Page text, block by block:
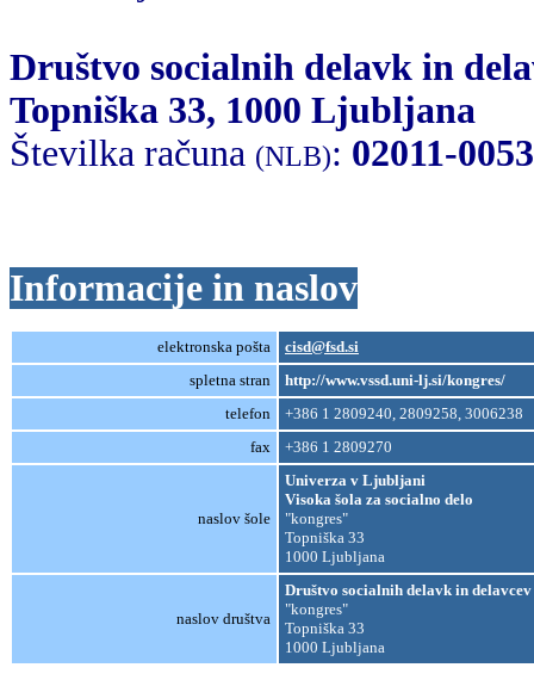
Društvo socialnih delavk in
Topniška 33, 1000 Ljubljana
Številka računa (NLB): 02011-
Informacije in naslov
elektronska pošta
cisd@fsd.si
spletna stran
http://www.vssd.uni-lj.si/kongres/
telefon
+386 1 2809240, 2809258, 3006238
fax
+386 1 2809270
naslov šole
Univerza v Ljubljani
Visoka šola za socialno delo
"kongres"
Topniška 33
1000 Ljubljana
naslov društva
Društvo socialnih delavk in
"kongres"
Topniška 33
1000 Ljubljana